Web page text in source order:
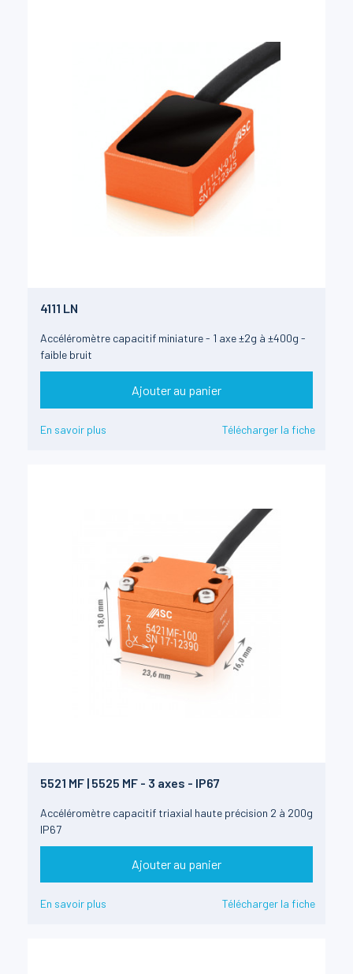
4111 LN
Accéléromètre capacitif miniature - 1 axe ±2g à ±400g -
faible bruit
Ajouter au panier
En savoir plus Télécharger la fiche
5521 MF | 5525 MF - 3 axes - IP67
Accéléromètre capacitif triaxial haute précision 2 à 200g
IP67
Ajouter au panier
En savoir plus Télécharger la fiche